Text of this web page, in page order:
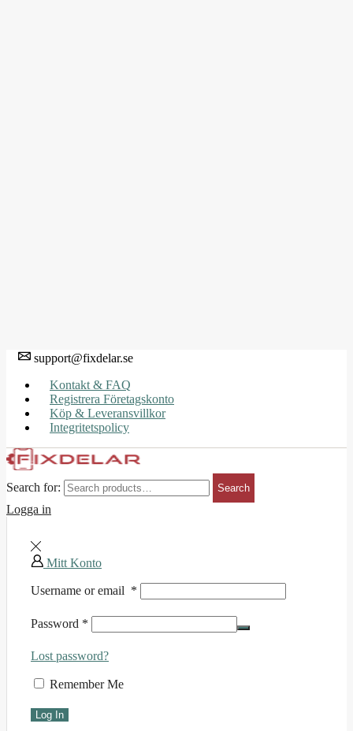
support@fixdelar.se
Kontakt & FAQ
Registrera Företagskonto
Köp & Leveransvillkor
Integritetspolicy
Search for: Search
Logga in
Mitt Konto
Username or email *
Password *
Lost password?
Remember Me
Log In